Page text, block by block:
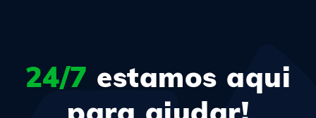
24/7 estamos aqui